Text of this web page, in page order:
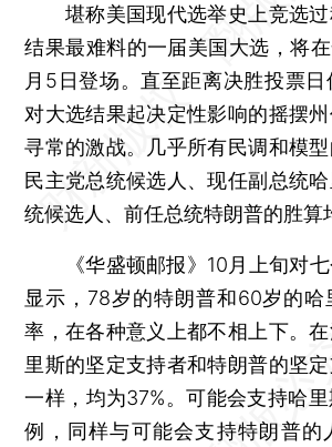
堪称美国现代选举史上竞选过
结果最难料的一届美国大选，将
月5日登场。直至距离决胜投票日
对大选结果起决定性影响的摇摆
寻常的激战。几乎所有民调和模型
民主党总统候选人、现任副总统
统候选人、前任总统特朗普的胜算
《华盛顿邮报》10月上旬对七
显示，78岁的特朗普和60岁的哈
率，在各种意义上都不相上下。
里斯的坚定支持者和特朗普的坚
一样，均为37%。可能会支持哈
例，同样与可能会支持特朗普的